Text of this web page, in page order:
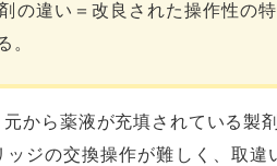
の違い＝改良された操作性の
。
元から薬液が充填されている製
ジの交換操作が難しく、取違